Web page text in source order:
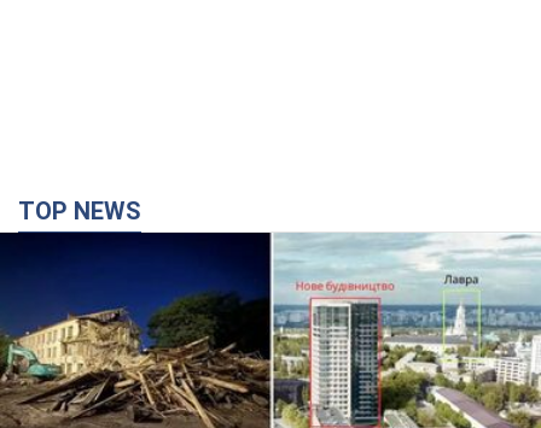
Києво-Печерську лавру закриють 80-метровим
"монстром"? Чому влада Києва відмовилась
зупиняти будівництво хмарочоса
"московського вірянина"
Яка реакція Кличка на петицію щодо скасування будівництва
5 часов назад 59,6 т.
Армія РФ знищила підприємство Kromberg &